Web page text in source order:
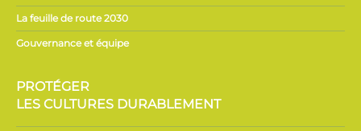
La feuille de route 2030
Gouvernance et équipe
PROTÉGER
LES CULTURES DURABLEMENT